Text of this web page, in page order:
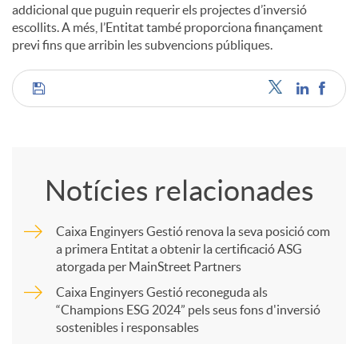
s
addicional que puguin requerir els projectes d’inversió
escollits. A més, l’Entitat també proporciona finançament
previ fins que arribin les subvencions públiques.
C
Notícies relacionades
Caixa Enginyers Gestió renova la seva posició com
a primera Entitat a obtenir la certificació ASG
atorgada per MainStreet Partners
Caixa Enginyers Gestió reconeguda als
“Champions ESG 2024” pels seus fons d'inversió
sostenibles i responsables